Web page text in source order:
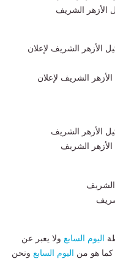
الأزهر الشريف
الشريف لإعلان
الشريف
اليوم السابع ولا يعبر عن
كما هو من اليوم السابع ونحن